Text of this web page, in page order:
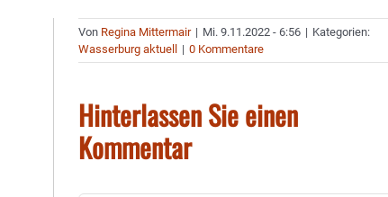
Von Regina Mittermair | Mi. 9.11.2022 - 6:56 | Kategorien:
Wasserburg aktuell
| 0 Kommentare
Hinterlassen Sie einen
Kommentar